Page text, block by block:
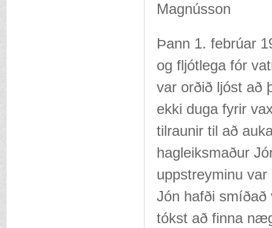
Magnússon
Þann 1. febrúar
og fljótlega fór
var orðið ljóst að
ekki duga fyrir
tilraunir til að
hagleiksmaður
uppstreyminu
Jón hafði
tókst að finna